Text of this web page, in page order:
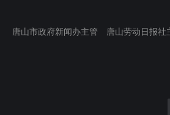
唐山市政府新闻办主管 唐山劳动日报社